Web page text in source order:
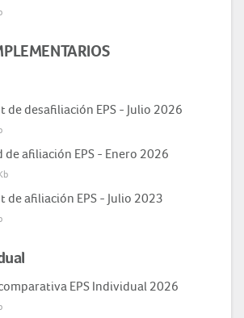
de desafiliación EPS - Julio 2026
de afiliación EPS - Enero 2026
de afiliación EPS - Julio 2023
EPS Individual 2026